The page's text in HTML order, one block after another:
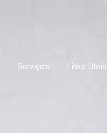
Serviços Links Úteis